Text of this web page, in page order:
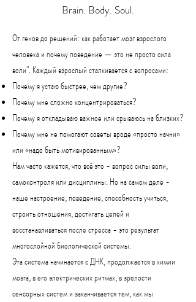
Brain. Body. Soul.
От генов до решений: как работает мозг взрослого
человека и почему поведение — это не просто сила
воли".Каждый взрослый сталкивается с вопросами:
Почему я устаю быстрее, чем другие?
Почему мне сложно концентрироваться?
Почему я откладываю важное или срываюсь на близких?
Почему мне не помогают советы вроде «просто начни»
или «надо быть мотивированным»?
Нам часто кажется, что всё это - вопрос силы воли,
самоконтроля или дисциплины. Но на самом деле -
наше настроение, поведение, способность учиться,
строить отношения, достигать целей и
восстанавливаться после стресса - это результат
многослойной биологической системы.
Эта система начинается с ДНК, продолжается в химии
мозга, в его электрических ритмах, в зрелости
сенсорных систем и заканчивается тем, как мы